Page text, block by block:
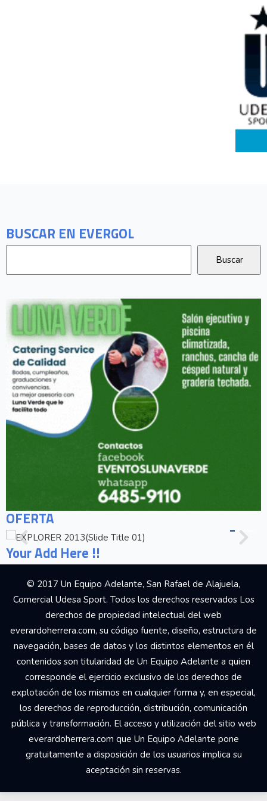
BUSCAR EN EVERGOL
OFERTA
Your Add Here !!
© 2017 Un Equipo Adelante, San Rafael de Alajuela,
Comercial Udesa Sport. Todos los derechos reservados Los
derechos de propiedad intelectual del web
everardoherrera.com, su código fuente, diseño, estructura de
navegación, bases de datos y los distintos elementos en él
contenidos son titularidad de Un Equipo Adelante a quien
corresponde el ejercicio exclusivo de los derechos de
explotación de los mismos en cualquier forma y, en especial,
los derechos de reproducción, distribución, comunicación
pública y transformación. El acceso y utilización del sitio web
everardoherrera.com que Un Equipo Adelante pone
gratuitamente a disposición de los usuarios implica su
aceptación sin reservas.